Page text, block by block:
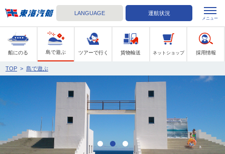
LANGUAGE 運航状況
船にのる 島で遊ぶ ツアーで行く 貨物輸送 ネットショップ 採用情報
メニュー
TOP > 島で遊ぶ